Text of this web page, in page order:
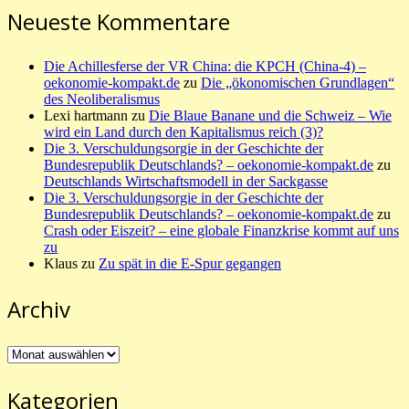
Neueste Kommentare
Die Achillesferse der VR China: die KPCH (China-4) –
oekonomie-kompakt.de zu Die „ökonomischen Grundlagen“
des Neoliberalismus
Lexi hartmann zu Die Blaue Banane und die Schweiz – Wie
wird ein Land durch den Kapitalismus reich (3)?
Die 3. Verschuldungsorgie in der Geschichte der
Bundesrepublik Deutschlands? – oekonomie-kompakt.de zu
Deutschlands Wirtschaftsmodell in der Sackgasse
Die 3. Verschuldungsorgie in der Geschichte der
Bundesrepublik Deutschlands? – oekonomie-kompakt.de zu
Crash oder Eiszeit? – eine globale Finanzkrise kommt auf uns
zu
Klaus zu Zu spät in die E-Spur gegangen
Archiv
Archiv
Kategorien